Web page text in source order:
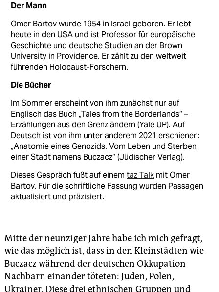
Der Mann
Omer Bartov wurde 1954 in Israel geboren. Er lebt
heute in den USA und ist Professor für europäische
Geschichte und deutsche Studien an der Brown
University in Providence. Er zählt zu den weltweit
führenden Holocaust-Forschern.
Die Bücher
Im Sommer erscheint von ihm zunächst nur auf
Englisch das Buch „Tales from the Borderlands“ –
Erzählungen aus den Grenzländern (Yale UP). Auf
Deutsch ist von ihm unter anderem 2021 erschienen:
„Anatomie eines Genozids. Vom Leben und Sterben
einer Stadt namens Buczacz“ (Jüdischer Verlag).
Dieses Gespräch fußt auf einem taz Talk mit Omer
Bartov. Für die schriftliche Fassung wurden Passagen
aktualisiert und präzisiert.
Mitte der neunziger Jahre habe ich mich gefragt,
wie das möglich ist, dass in den Kleinstädten wie
Buczacz während der deutschen Okkupation
Nachbarn einander töteten: Juden, Polen,
Ukrainer. Diese drei ethnischen Gruppen und